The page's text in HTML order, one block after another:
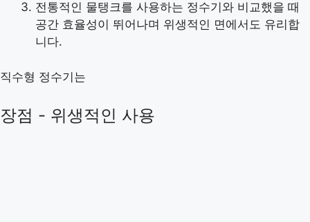
전통적인 물탱크를 사용하는 정수기와 비교했을 때
공간 효율성이 뛰어나며 위생적인 면에서도 유리합
니다.
직수형 정수기는
장점 - 위생적인 사용